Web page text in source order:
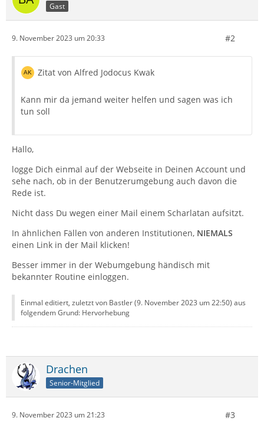
Gast
9. November 2023 um 20:33 #2
Zitat von Alfred Jodocus Kwak
Kann mir da jemand weiter helfen und sagen was ich
tun soll
Hallo,
logge Dich einmal auf der Webseite in Deinen Account und
sehe nach, ob in der Benutzerumgebung auch davon die
Rede ist.
Nicht dass Du wegen einer Mail einem Scharlatan aufsitzt.
In ähnlichen Fällen von anderen Institutionen, NIEMALS
einen Link in der Mail klicken!
Besser immer in der Webumgebung händisch mit
bekannter Routine einloggen.
Einmal editiert, zuletzt von Bastler (9. November 2023 um 22:50) aus
folgendem Grund: Hervorhebung
Drachen
Senior-Mitglied
9. November 2023 um 21:23 #3